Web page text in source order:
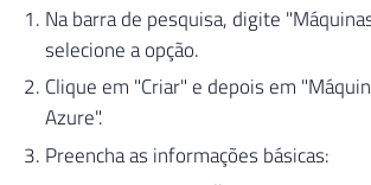
Na barra de pesquisa, digite
selecione a opção.
Clique em "Criar" e depois em
Azure".
Preencha as informações básicas: